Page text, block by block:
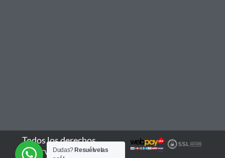
Todos los derechos
reservados - 2026
Dudas? Resuélvelas